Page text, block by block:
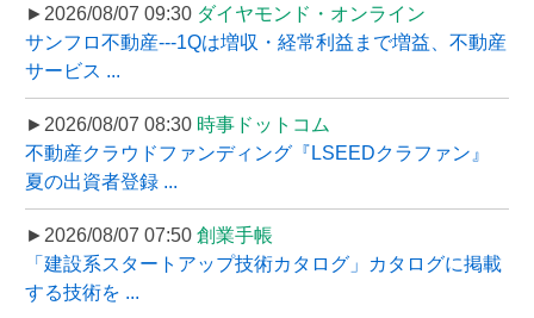
►2026/08/07 09:30 ダイヤモンド・オンライン
サンフロ不動産---1Qは増収・経常利益まで増益、不動産
サービス ...
►2026/08/07 08:30 時事ドットコム
不動産クラウドファンディング『LSEEDクラファン』
夏の出資者登録 ...
►2026/08/07 07:50 創業手帳
「建設系スタートアップ技術カタログ」カタログに掲載
する技術を ...